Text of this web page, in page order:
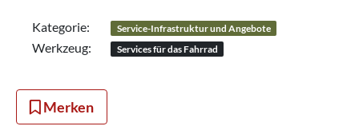
Kategorie: Service-Infrastruktur und Angebote
Werkzeug: Services für das Fahrrad
Merken